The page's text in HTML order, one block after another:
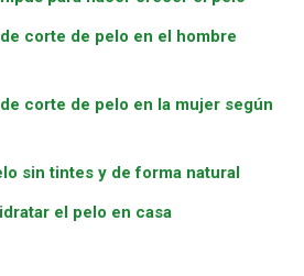
corte de pelo en el hombre
corte de pelo en la mujer según
sin tintes y de forma natural
el pelo en casa